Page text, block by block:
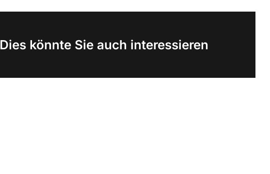
Dies könnte Sie auch interessieren